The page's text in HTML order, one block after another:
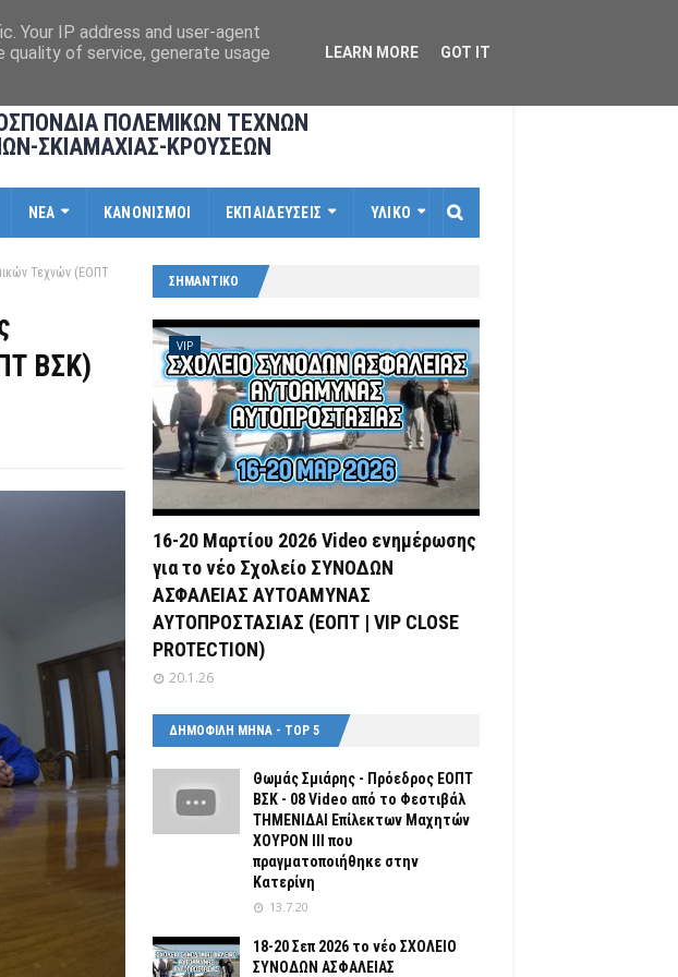
ΠΟΛΕΜΙΚΩΝ ΤΕΧΝΩΝ
ΣΚΙΑΜΑΧΙΑΣ-ΚΡΟΥΣΕΩΝ
ΝΕΑ ΚΑΝΟΝΙΣΜΟΙ ΕΚΠΑΙΔΕΥΣΕΙΣ ΥΛΙΚΟ
Τεχνών (ΕΟΠΤ
ΒΣΚ)
ΣΗΜΑΝΤΙΚΟ
VIP
16-20 Μαρτίου 2026 Video ενημέρωσης
για το νέο Σχολείο ΣΥΝΟΔΩΝ
ΑΣΦΑΛΕΙΑΣ ΑΥΤΟΑΜΥΝΑΣ
ΑΥΤΟΠΡΟΣΤΑΣΙΑΣ (ΕΟΠΤ | VIP CLOSE
PROTECTION)
20.1.26
ΔΗΜΟΦΙΛΗ ΜΗΝΑ - TOP 5
Θωμάς Σμιάρης - Πρόεδρος ΕΟΠΤ
ΒΣΚ - 08 Video από το Φεστιβάλ
ΤΗΜΕΝΙΔΑΙ Επίλεκτων Μαχητών
ΧΟΥΡΟΝ ΙΙΙ που
πραγματοποιήθηκε στην
Κατερίνη
13.7.20
18-20 Σεπ 2026 το νέο ΣΧΟΛΕΙΟ
ΣΥΝΟΔΩΝ ΑΣΦΑΛΕΙΑΣ
Your IP address and user-agent
quality of service, generate usage
LEARN MORE GOT IT